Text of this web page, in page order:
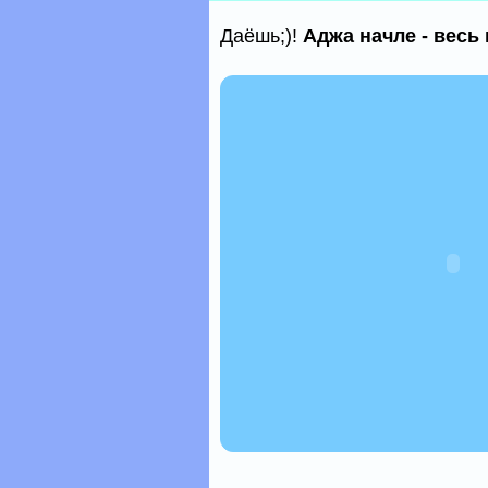
Даёшь;)! Аджа начле - весь